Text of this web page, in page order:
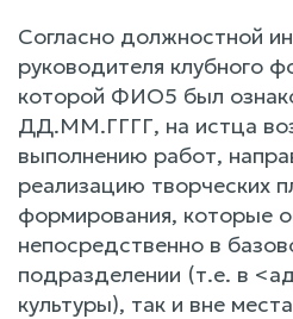
Согласно должностной
руководителя клубного
которой ФИО5 был
ДД.ММ.ГГГГ, на истца
выполнению работ,
реализацию творческих
формирования, которые
непосредственно в
подразделении (т.е. в
культуры), так и вне